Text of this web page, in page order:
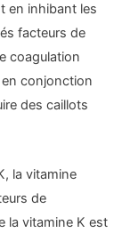
en inhibant les
facteurs de
coagulation
conjonction
des caillots
la vitamine
de
la vitamine K est